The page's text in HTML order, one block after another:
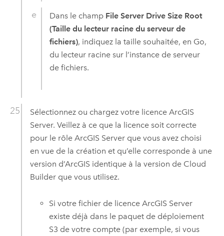
Dans le champ File Server Drive Size Root
(Taille du lecteur racine du serveur de
fichiers), indiquez la taille souhaitée, en Go,
du lecteur racine sur l’instance de serveur
de fichiers.
Sélectionnez ou chargez votre licence ArcGIS
Server. Veillez à ce que la licence soit correcte
pour le rôle ArcGIS Serverque vous avez choisi
en vue de la création et qu’elle corresponde à une
version d’ArcGIS identique à la version de Cloud
Builderque vous utilisez.
Si votre fichier de licenceArcGIS Server
existe déjà dans le paquet de déploiement
S3 de votre compte (par exemple, si vous